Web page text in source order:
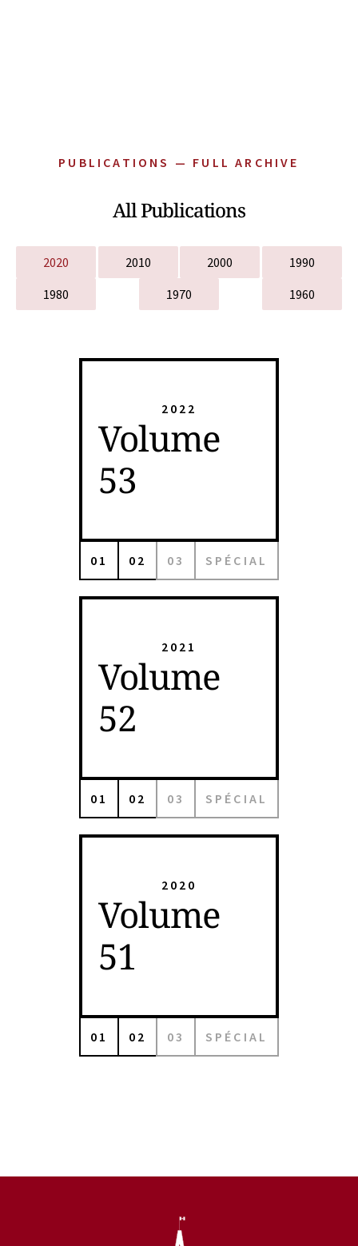
PUBLICATIONS — FULL ARCHIVE
All Publications
2020 2010 2000
1990
1980
1970 1960
2022
Volume
53
01 02 03 SPÉCIAL
2021
Volume
52
01 02 03 SPÉCIAL
2020
Volume
51
01 02 03 SPÉCIAL